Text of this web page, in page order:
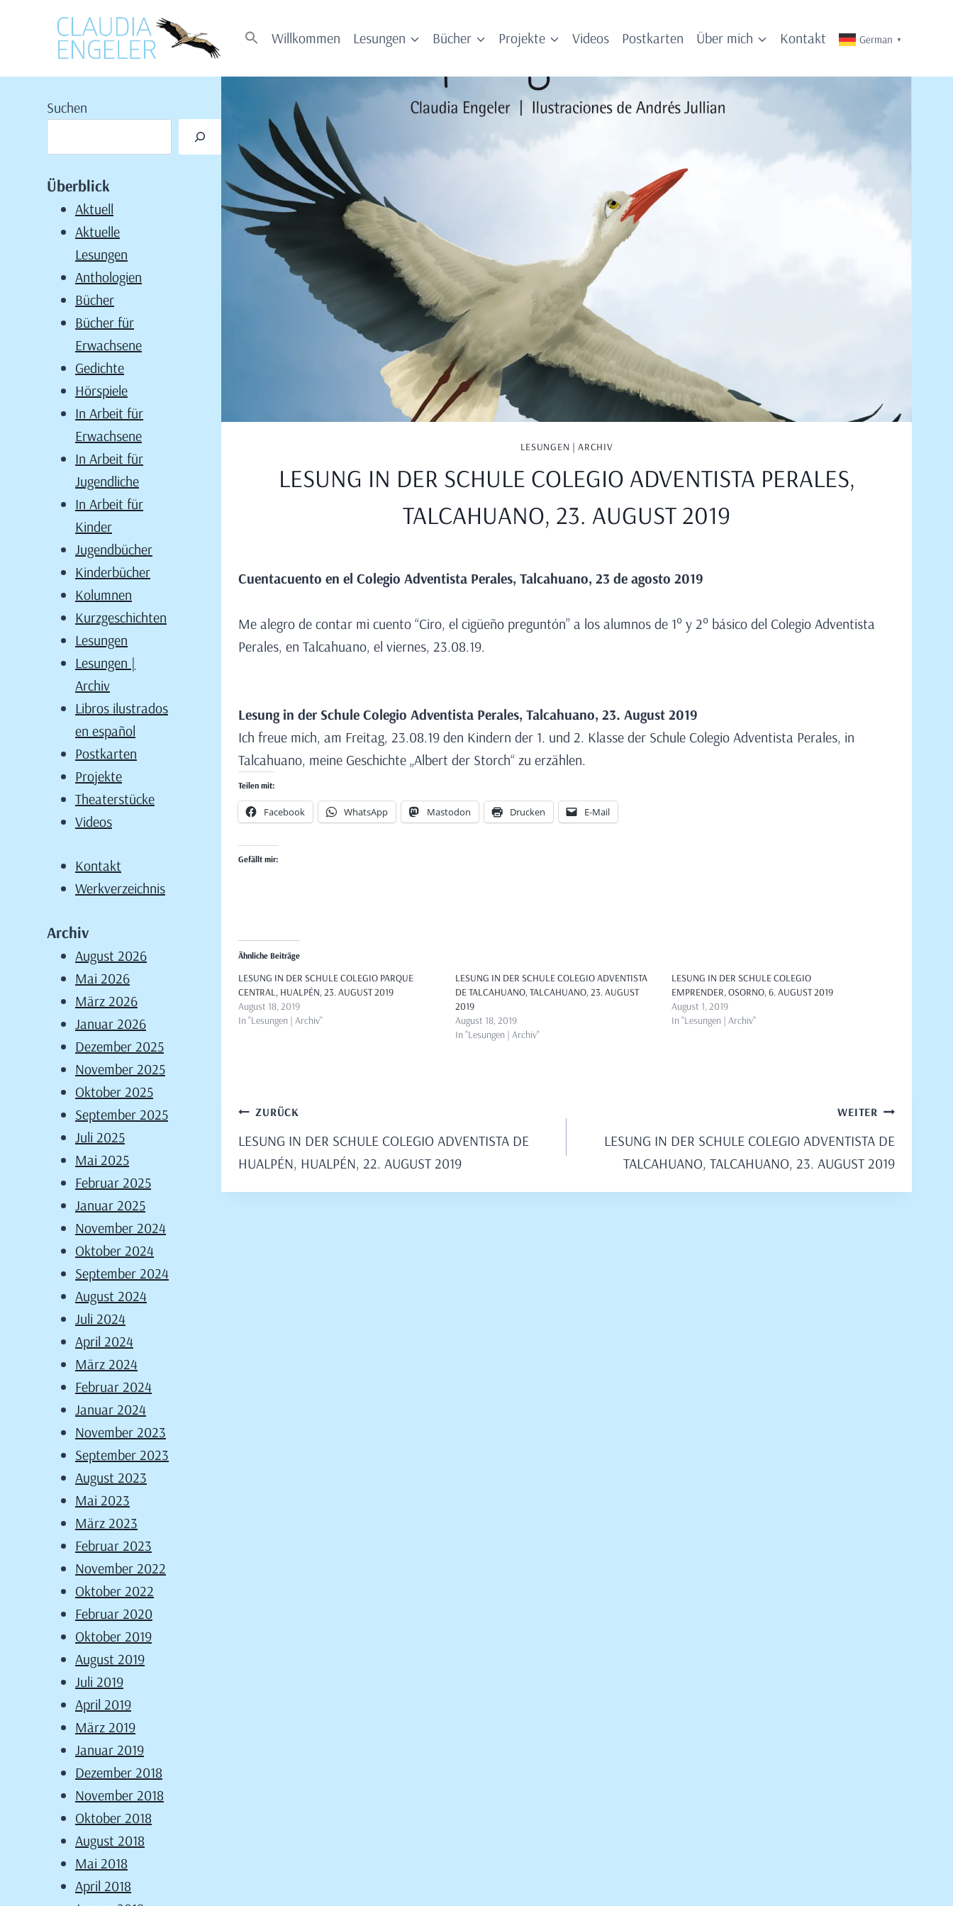
Willkommen Lesungen Bücher Projekte Videos Postkarten Über mich Kontakt German ▼
LESUNGEN | ARCHIV
LESUNG IN DER SCHULE COLEGIO ADVENTISTA PERALES,
TALCAHUANO, 23. AUGUST 2019
Cuentacuento en el Colegio Adventista Perales, Talcahuano, 23 de agosto 2019
Me alegro de contar mi cuento “Ciro, el cigüeño preguntón” a los alumnos de 1° y 2° básico del Colegio Adventista
Perales, en Talcahuano, el viernes, 23.08.19.
Lesung in der Schule Colegio Adventista Perales, Talcahuano, 23. August 2019
Ich freue mich, am Freitag, 23.08.19 den Kindern der 1. und 2. Klasse der Schule Colegio Adventista Perales, in
Talcahuano, meine Geschichte „Albert der Storch“ zu erzählen.
Teilen mit:
Facebook WhatsApp Mastodon Drucken E-Mail
Gefällt mir:
Ähnliche Beiträge
LESUNG IN DER SCHULE COLEGIO PARQUE
CENTRAL, HUALPÉN, 23. AUGUST 2019
August 18, 2019
In "Lesungen | Archiv"
LESUNG IN DER SCHULE COLEGIO ADVENTISTA
DE TALCAHUANO, TALCAHUANO, 23. AUGUST
2019
August 18, 2019
In "Lesungen | Archiv"
LESUNG IN DER SCHULE COLEGIO
EMPRENDER, OSORNO, 6. AUGUST 2019
August 1, 2019
In "Lesungen | Archiv"
Beitragsnavigation
ZURÜCK
LESUNG IN DER SCHULE COLEGIO ADVENTISTA DE
HUALPÉN, HUALPÉN, 22. AUGUST 2019
WEITER
LESUNG IN DER SCHULE COLEGIO ADVENTISTA DE
TALCAHUANO, TALCAHUANO, 23. AUGUST 2019
Suchen
Überblick
Aktuell
Aktuelle
Lesungen
Anthologien
Bücher
Bücher für
Erwachsene
Gedichte
Hörspiele
In Arbeit für
Erwachsene
In Arbeit für
Jugendliche
In Arbeit für
Kinder
Jugendbücher
Kinderbücher
Kolumnen
Kurzgeschichten
Lesungen
Lesungen |
Archiv
Libros ilustrados
en español
Postkarten
Projekte
Theaterstücke
Videos
Kontakt
Werkverzeichnis
Archiv
August 2026
Mai 2026
März 2026
Januar 2026
Dezember 2025
November 2025
Oktober 2025
September 2025
Juli 2025
Mai 2025
Februar 2025
Januar 2025
November 2024
Oktober 2024
September 2024
August 2024
Juli 2024
April 2024
März 2024
Februar 2024
Januar 2024
November 2023
September 2023
August 2023
Mai 2023
März 2023
Februar 2023
November 2022
Oktober 2022
Februar 2020
Oktober 2019
August 2019
Juli 2019
April 2019
März 2019
Januar 2019
Dezember 2018
November 2018
Oktober 2018
August 2018
Mai 2018
April 2018